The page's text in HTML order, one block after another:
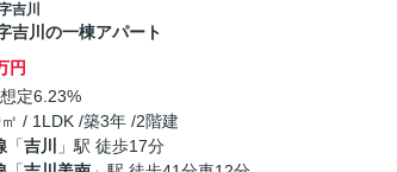
吉川
吉川の一棟アパート
円
定6.23%
/ 1LDK /築3年 /2階建
「吉川
」駅 徒歩17分